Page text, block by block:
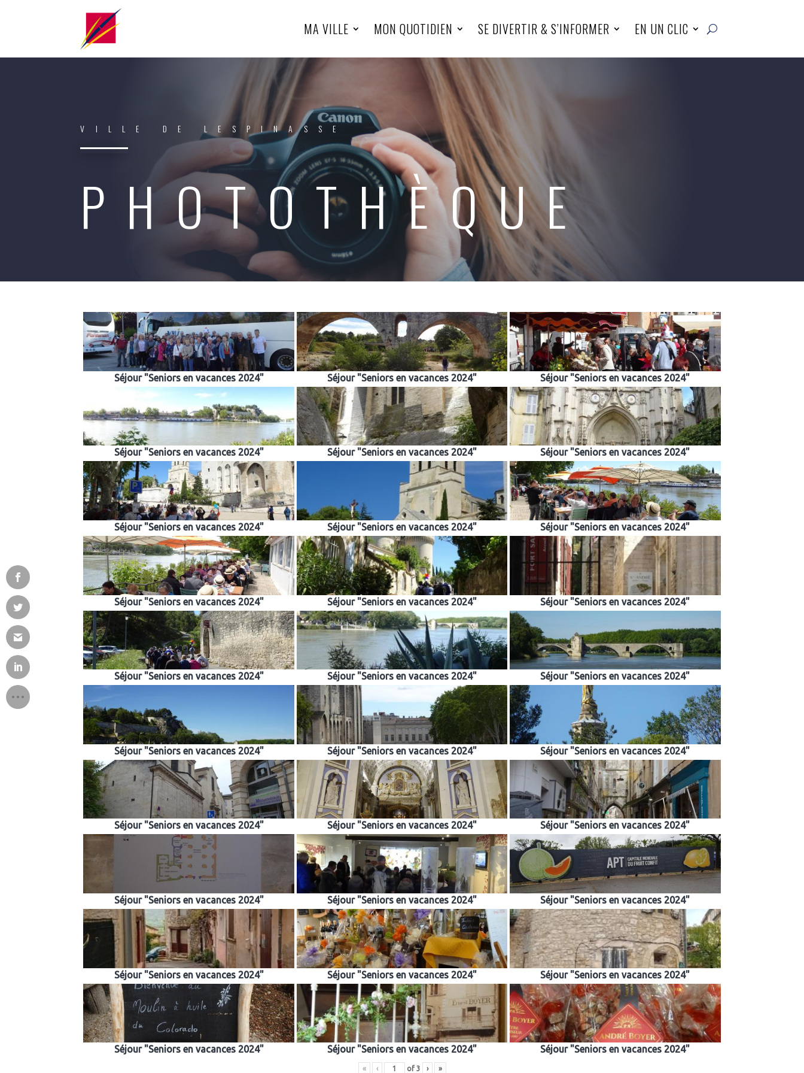
MA VILLE MON QUOTIDIEN SE DIVERTIR & S’INFORMER EN UN CLIC
VILLE DE LESPINASSE
PHOTOTHÈQUE
Séjour "Seniors en vacances 2024" Séjour "Seniors en vacances 2024" Séjour "Seniors en vacances 2024"
Séjour "Seniors en vacances 2024" Séjour "Seniors en vacances 2024" Séjour "Seniors en vacances 2024"
Séjour "Seniors en vacances 2024" Séjour "Seniors en vacances 2024" Séjour "Seniors en vacances 2024"
Séjour "Seniors en vacances 2024" Séjour "Seniors en vacances 2024" Séjour "Seniors en vacances 2024"
Séjour "Seniors en vacances 2024" Séjour "Seniors en vacances 2024" Séjour "Seniors en vacances 2024"
Séjour "Seniors en vacances 2024" Séjour "Seniors en vacances 2024" Séjour "Seniors en vacances 2024"
Séjour "Seniors en vacances 2024" Séjour "Seniors en vacances 2024" Séjour "Seniors en vacances 2024"
Séjour "Seniors en vacances 2024" Séjour "Seniors en vacances 2024" Séjour "Seniors en vacances 2024"
Séjour "Seniors en vacances 2024" Séjour "Seniors en vacances 2024" Séjour "Seniors en vacances 2024"
Séjour "Seniors en vacances 2024" Séjour "Seniors en vacances 2024" Séjour "Seniors en vacances 2024"
« ‹ of 3 › »